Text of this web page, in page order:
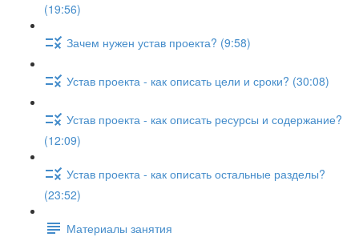
(19:56)
Зачем нужен устав проекта? (9:58)
Устав проекта - как описать цели и сроки? (30:08)
Устав проекта - как описать ресурсы и содержание?
(12:09)
Устав проекта - как описать остальные разделы?
(23:52)
Материалы занятия